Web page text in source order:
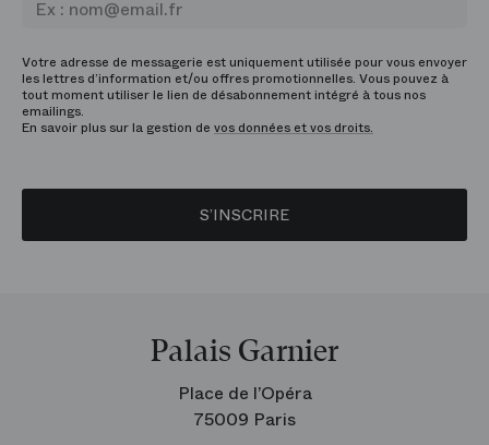
Votre adresse de messagerie est uniquement utilisée pour vous envoyer
les lettres d’information et/ou offres promotionnelles. Vous pouvez à
tout moment utiliser le lien de désabonnement intégré à tous nos
emailings.
En savoir plus sur la gestion de vos données et vos droits.
S’INSCRIRE
Palais Garnier
Place de l’Opéra
75009 Paris